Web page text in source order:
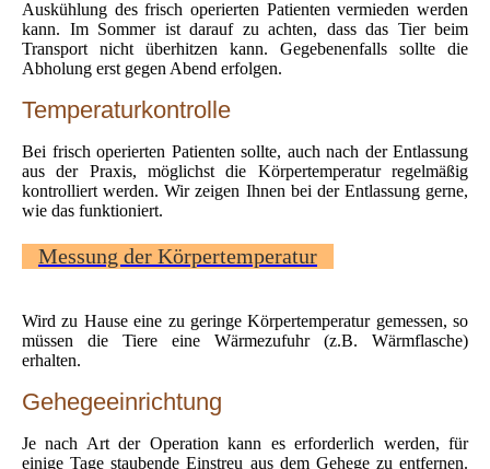
Auskühlung des frisch operierten Patienten vermieden werden
kann. Im Sommer ist darauf zu achten, dass das Tier beim
Transport nicht überhitzen kann. Gegebenenfalls sollte die
Abholung erst gegen Abend erfolgen.
Temperaturkontrolle
Bei frisch operierten Patienten sollte, auch nach der Entlassung
aus der Praxis, möglichst die Körpertemperatur regelmäßig
kontrolliert werden. Wir zeigen Ihnen bei der Entlassung gerne,
wie das funktioniert.
Messung der Körpertemperatur
Wird zu Hause eine zu geringe Körpertemperatur gemessen, so
müssen die Tiere eine Wärmezufuhr (z.B. Wärmflasche)
erhalten.
Gehegeeinrichtung
Je nach Art der Operation kann es erforderlich werden, für
einige Tage staubende Einstreu aus dem Gehege zu entfernen.